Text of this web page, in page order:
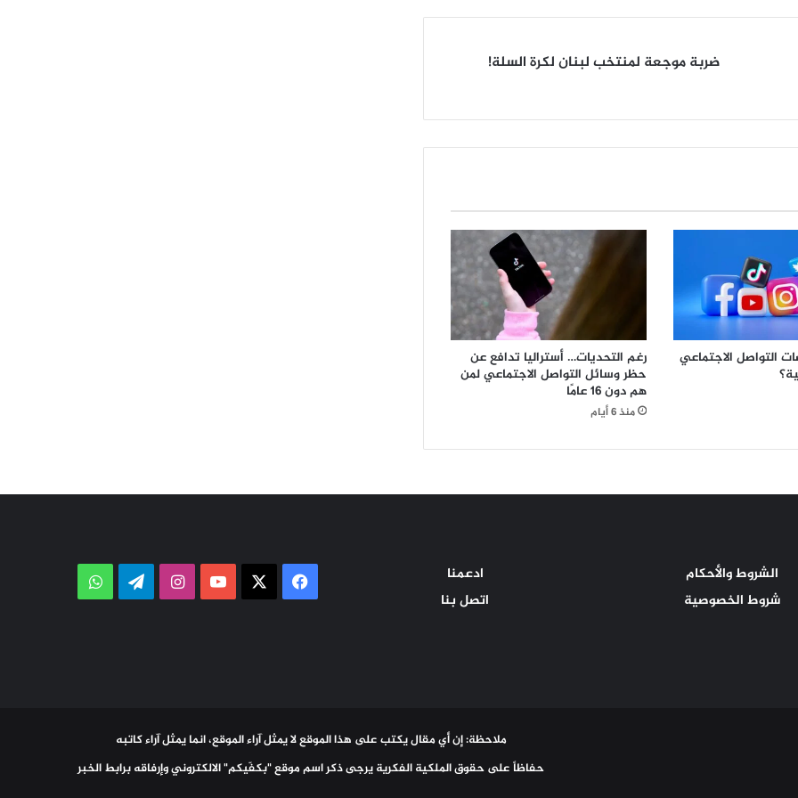
السلة!
ضربة موجعة لمنتخب لبنان لكرة السلة!
التواصل الاجتماعي
رغم التحديات… أستراليا تدافع عن
حظر وسائل التواصل الاجتماعي لمن
هم دون 16 عامًا
منذ 6 أيام
الشروط والأحكام
شروط الخصوصية
ادعمنا
اتصل بنا
فيسبوك ‫YouTubeانستقرامتيلقرامواتساب
ملاحظة: إن أي مقال يكتب على هذا الموقع لا يمثل آراء الموقع، انما يمثل آراء كاتبه
حفاظاً على حقوق الملكية الفكرية يرجى ذكر اسم موقع "بكفّيكم" الالكتروني وإرفاقه برابط الخبر